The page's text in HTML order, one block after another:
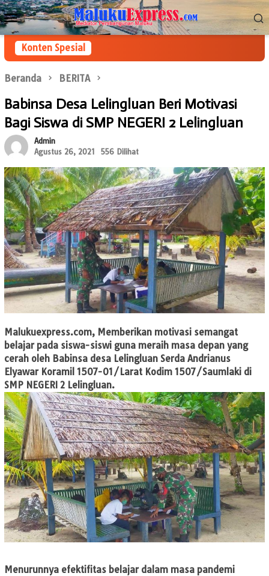
Loncat
ke
konten
Menu
Mobile
Konten Spesial
Beranda BERITA
Babinsa Desa Lelingluan Beri Motivasi
Bagi Siswa di SMP NEGERI 2 Lelingluan
Admin
Agustus 26, 2021
556 Dilihat
Malukuexpress.com, Memberikan motivasi semangat
belajar pada siswa-siswi guna meraih masa depan yang
cerah oleh Babinsa desa Lelingluan Serda Andrianus
Elyawar Koramil 1507-01/Larat Kodim 1507/Saumlaki di
SMP NEGERI 2 Lelingluan.
Menurunnya efektifitas belajar dalam masa pandemi